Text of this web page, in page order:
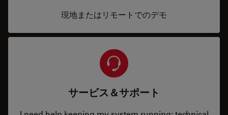
現地またはリモートでのデモ
サービス＆サポート